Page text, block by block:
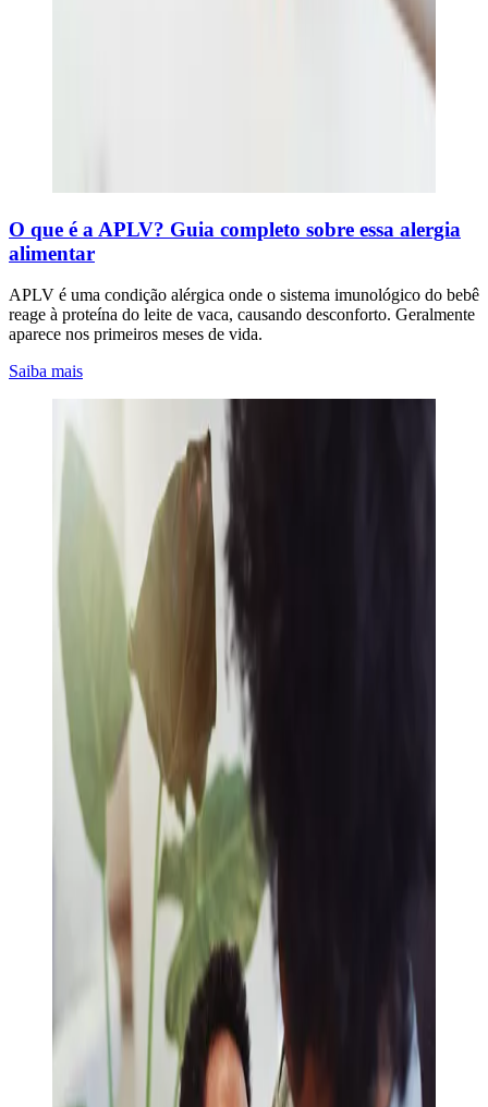
O que é a APLV? Guia completo sobre essa alergia
alimentar
APLV é uma condição alérgica onde o sistema imunológico do bebê
reage à proteína do leite de vaca, causando desconforto. Geralmente
aparece nos primeiros meses de vida.
Saiba mais